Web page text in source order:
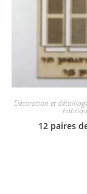
Décoration et
12 paires